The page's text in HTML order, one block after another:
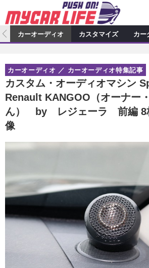
カーオーディオ
プロショップ検索
カーオーディオニュース
その他
カスタマイズ特集記事 カス
カスタマイズニュース
カーグッズ
カーグッズ特集記事 カ
カーグッズニュース
自動車
スクープ
アクセスランキング
カーオーディオ カスタマイズ カー
カスタム・オーディオマシン
Renault KANGOO（オーナー
ん） by レジェーラ 前編 8
像
カーオーディオ カーオーディオ特集記事